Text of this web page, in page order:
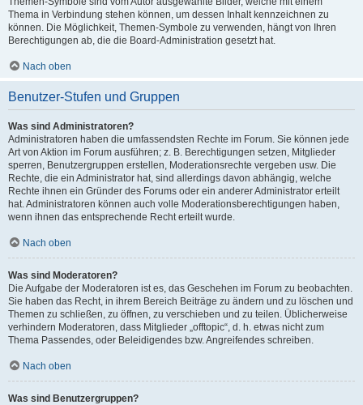
Thema in Verbindung stehen können, um dessen Inhalt kennzeichnen zu
können. Die Möglichkeit, Themen-Symbole zu verwenden, hängt von Ihren
Berechtigungen ab, die die Board-Administration gesetzt hat.
Nach oben
Benutzer-Stufen und Gruppen
Was sind Administratoren?
Administratoren haben die umfassendsten Rechte im Forum. Sie können jede
Art von Aktion im Forum ausführen; z. B. Berechtigungen setzen, Mitglieder
sperren, Benutzergruppen erstellen, Moderationsrechte vergeben usw. Die
Rechte, die ein Administrator hat, sind allerdings davon abhängig, welche
Rechte ihnen ein Gründer des Forums oder ein anderer Administrator erteilt
hat. Administratoren können auch volle Moderationsberechtigungen haben,
wenn ihnen das entsprechende Recht erteilt wurde.
Nach oben
Was sind Moderatoren?
Die Aufgabe der Moderatoren ist es, das Geschehen im Forum zu beobachten.
Sie haben das Recht, in ihrem Bereich Beiträge zu ändern und zu löschen und
Themen zu schließen, zu öffnen, zu verschieben und zu teilen. Üblicherweise
verhindern Moderatoren, dass Mitglieder „offtopic“, d. h. etwas nicht zum
Thema Passendes, oder Beleidigendes bzw. Angreifendes schreiben.
Nach oben
Was sind Benutzergruppen?